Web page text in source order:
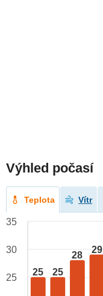
Výhled počasí
Teplota Vítr
25 25
28
29
35
30
25